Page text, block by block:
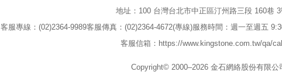
地址：100 台灣台北市中正區汀州路三段 160巷
客服專線：(02)2364-9989客服傳真：(02)2364-4672(專線)服務時間：週一至週五
客服信箱：https://www.kingstone.com.tw/qa/
Copyright© 2000–2026 金石網絡股份有限公